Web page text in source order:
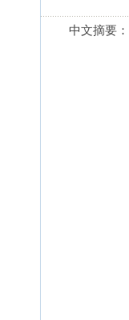
中文摘要：